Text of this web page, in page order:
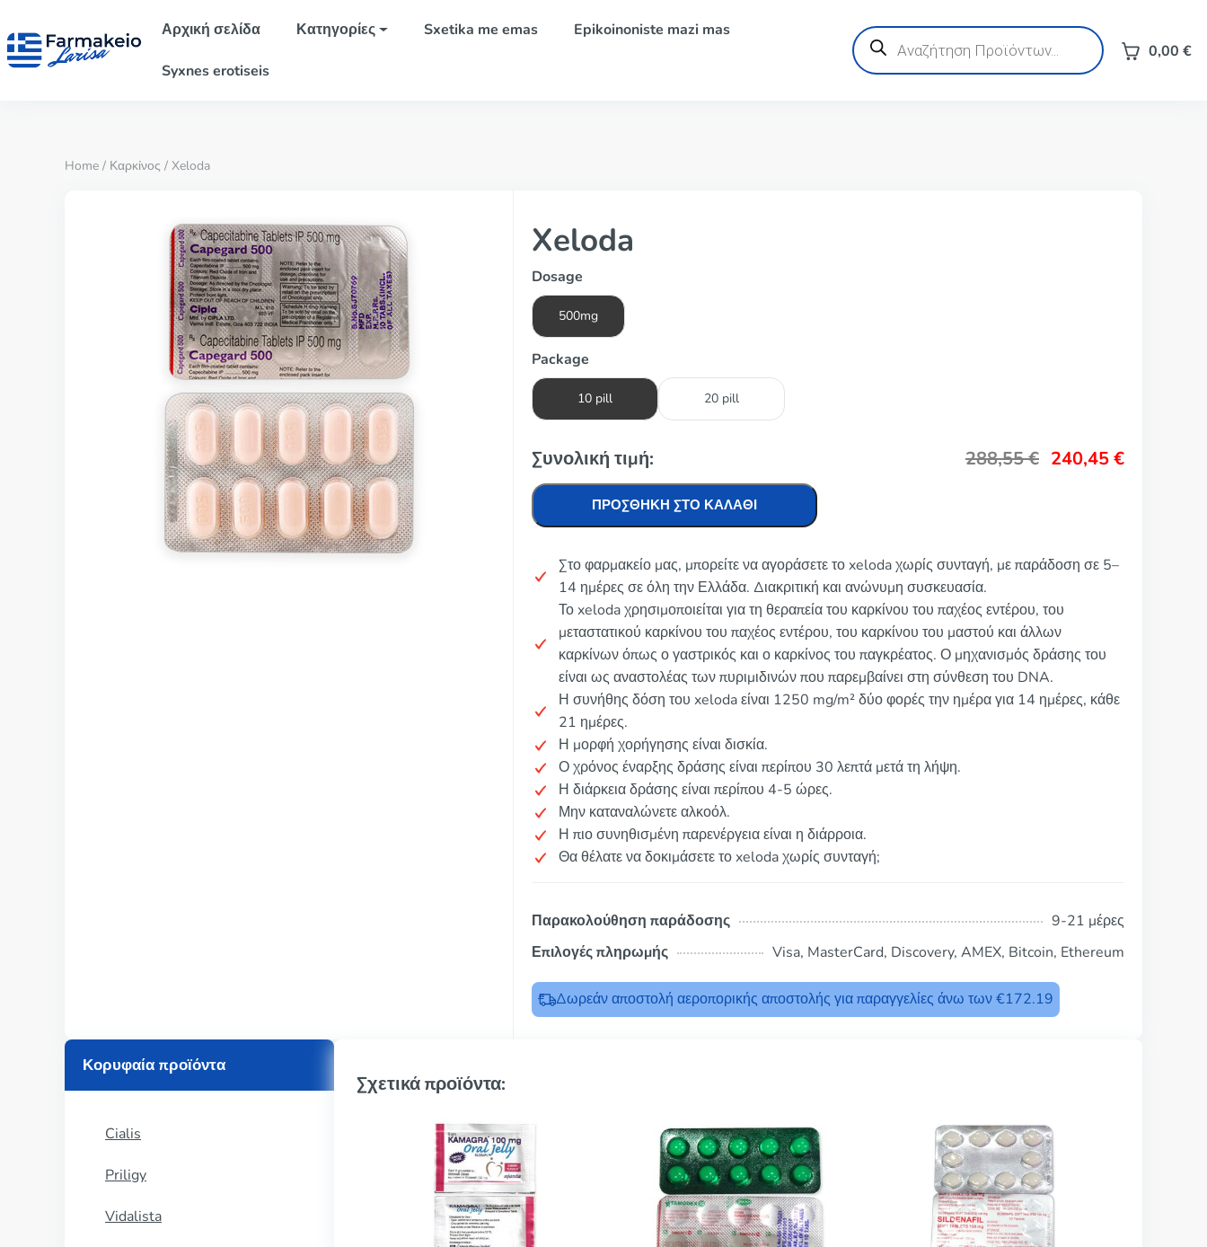
Αρχική σελίδα Κατηγορίες Sxetika me emas Epikoinoniste mazi mas
Syxnes erotiseis
Products
search 0,00 €
Home / Καρκίνος / Xeloda
Xeloda
Dosage
500mg
Package
10 pill 20 pill
Συνολική τιμή: 288,55€ 240,45€
ΠΡΟΣΘΉΚΗ ΣΤΟ ΚΑΛΆΘΙ
Στο φαρμακείο μας, μπορείτε να αγοράσετε το xeloda χωρίς συνταγή, με παράδοση σε 5–
14 ημέρες σε όλη την Ελλάδα. Διακριτική και ανώνυμη συσκευασία.
Το xeloda χρησιμοποιείται για τη θεραπεία του καρκίνου του παχέος εντέρου, του
μεταστατικού καρκίνου του παχέος εντέρου, του καρκίνου του μαστού και άλλων
καρκίνων όπως ο γαστρικός και ο καρκίνος του παγκρέατος. Ο μηχανισμός δράσης του
είναι ως αναστολέας των πυριμιδινών που παρεμβαίνει στη σύνθεση του DNA.
Η συνήθης δόση του xeloda είναι 1250 mg/m² δύο φορές την ημέρα για 14 ημέρες, κάθε
21 ημέρες.
Η μορφή χορήγησης είναι δισκία.
Ο χρόνος έναρξης δράσης είναι περίπου 30 λεπτά μετά τη λήψη.
Η διάρκεια δράσης είναι περίπου 4-5 ώρες.
Μην καταναλώνετε αλκοόλ.
Η πιο συνηθισμένη παρενέργεια είναι η διάρροια.
Θα θέλατε να δοκιμάσετε το xeloda χωρίς συνταγή;
Παρακολούθηση παράδοσης
9-21 μέρες
Επιλογές πληρωμής
Visa, MasterCard, Discovery, AMEX, Bitcoin, Ethereum
Δωρεάν αποστολή αεροπορικής αποστολής για παραγγελίες άνω των €172.19
Κορυφαία προϊόντα
Cialis
Priligy
Vidalista
Σχετικά προϊόντα:
Zofran